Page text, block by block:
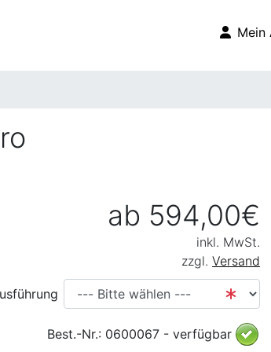
Mein
ab 594,00€
inkl. MwSt.
zzgl. Versand
Best.-Nr.: 0600067 - verfügbar